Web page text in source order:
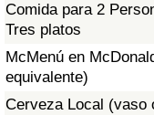
Comida para 2
Tres platos
McMenú en
equivalente)
Cerveza Local (vaso
Índice de costo de
en aqaba
Índice de Precios
Índice de calidad
Delincuencia